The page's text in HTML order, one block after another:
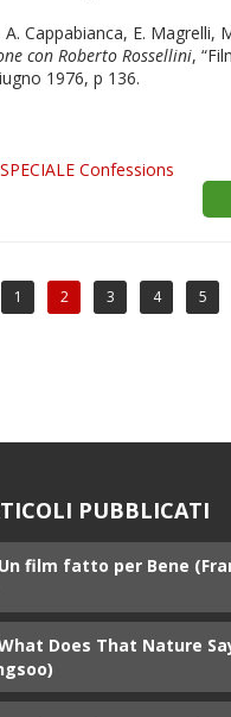
A. Cappabianca, E. Magrelli,
con Roberto Rossellini,
1976, p 136.
SPECIALE Confessions
1 2 3 4 5
PUBBLICATI
Un film fatto per Bene
Does That Nature